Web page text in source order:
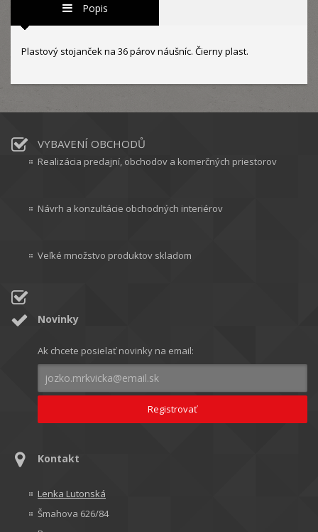
Popis
Plastový stojanček na 36 párov náušníc. Čierny plast.
VYBAVENÍ OBCHODŮ
Realizácia predajní, obchodov a komerčných priestorov
Návrh a konzultácie obchodných interiérov
Veľké množstvo produktov skladom
Novinky
Ak chcete posielať novinky na email:
Kontakt
Lenka Lutonská
Šmahova 626/84